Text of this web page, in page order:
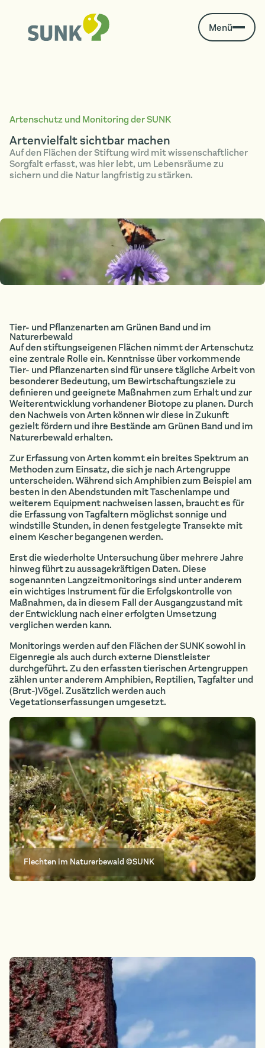
Menü
Artenschutz und Monitoring der SUNK
Artenvielfalt sichtbar machen
Auf den Flächen der Stiftung wird mit wissenschaftlicher
Sorgfalt erfasst, was hier lebt, um Lebensräume zu
sichern und die Natur langfristig zu stärken.
Tier- und Pflanzenarten am Grünen Band und im
Naturerbewald
Auf den stiftungseigenen Flächen nimmt der Artenschutz
eine zentrale Rolle ein. Kenntnisse über vorkommende
Tier- und Pflanzenarten sind für unsere tägliche Arbeit von
besonderer Bedeutung, um Bewirtschaftungsziele zu
definieren und geeignete Maßnahmen zum Erhalt und zur
Weiterentwicklung vorhandener Biotope zu planen. Durch
den Nachweis von Arten können wir diese in Zukunft
gezielt fördern und ihre Bestände am Grünen Band und im
Naturerbewald erhalten.
Zur Erfassung von Arten kommt ein breites Spektrum an
Methoden zum Einsatz, die sich je nach Artengruppe
unterscheiden. Während sich Amphibien zum Beispiel am
besten in den Abendstunden mit Taschenlampe und
weiterem Equipment nachweisen lassen, braucht es für
die Erfassung von Tagfaltern möglichst sonnige und
windstille Stunden, in denen festgelegte Transekte mit
einem Kescher begangenen werden.
Erst die wiederholte Untersuchung über mehrere Jahre
hinweg führt zu aussagekräftigen Daten. Diese
sogenannten Langzeitmonitorings sind unter anderem
ein wichtiges Instrument für die Erfolgskontrolle von
Maßnahmen, da in diesem Fall der Ausgangzustand mit
der Entwicklung nach einer erfolgten Umsetzung
verglichen werden kann.
Monitorings werden auf den Flächen der SUNK sowohl in
Eigenregie als auch durch externe Dienstleister
durchgeführt. Zu den erfassten tierischen Artengruppen
zählen unter anderem Amphibien, Reptilien, Tagfalter und
(Brut-)Vögel. Zusätzlich werden auch
Vegetationserfassungen umgesetzt.
Flechten im Naturerbewald ©SUNK